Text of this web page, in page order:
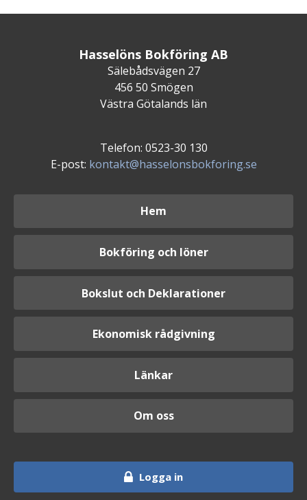
Hasselöns Bokföring AB
Sälebådsvägen 27
456 50 Smögen
Västra Götalands län
Telefon: 0523-30 130
E-post: kontakt@hasselonsbokforing.se
Hem
Bokföring och löner
Bokslut och Deklarationer
Ekonomisk rådgivning
Länkar
Om oss
Logga in